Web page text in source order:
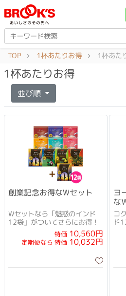
TOP 1杯あたりお得 1杯あた
1杯あたりお得
並び順
創業記念お得なWセット
Wセットなら「魅惑のインド
12袋」がついてさらにお得！
特価10,560円
定期便なら 特価10,032円
ヨ
な
コ
ド